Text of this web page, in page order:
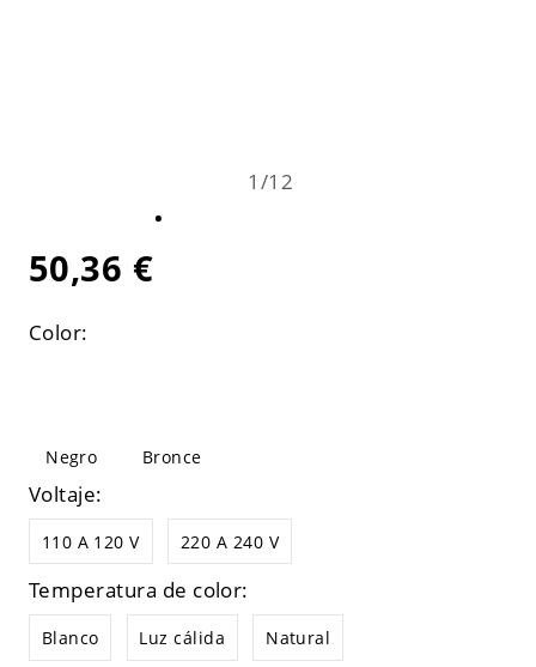
1 /12
50,36 €
Color:
Negro Bronce
Voltaje:
110 A 120 V 220 A 240 V
Temperatura de color:
Blanco Luz cálida Natural